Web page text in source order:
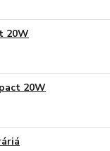
20W
20W